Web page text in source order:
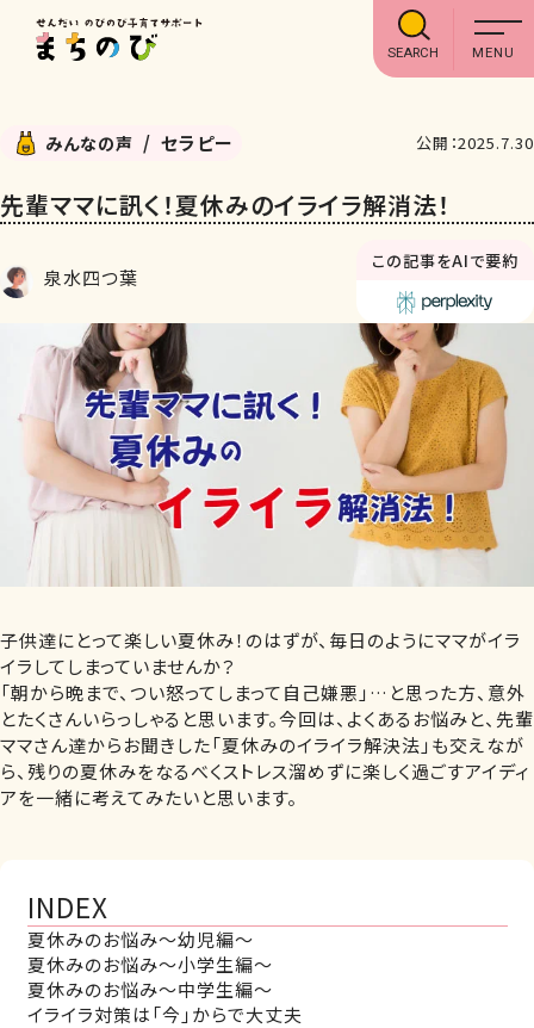
SEARCH
みんなの声 セラピー 公開：2025.7.30
先輩ママに訊く！夏休みのイライラ解消法！
泉水四つ葉
この記事をAIで要約
子供達にとって楽しい夏休み！のはずが、毎日のようにママがイラ
イラしてしまっていませんか？
「朝から晩まで、つい怒ってしまって自己嫌悪」…と思った方、意外
とたくさんいらっしゃると思います。今回は、よくあるお悩みと、先輩
ママさん達からお聞きした「夏休みのイライラ解決法」も交えなが
ら、残りの夏休みをなるべくストレス溜めずに楽しく過ごすアイディ
アを一緒に考えてみたいと思います。
INDEX
夏休みのお悩み～幼児編～
夏休みのお悩み～小学生編～
夏休みのお悩み～中学生編～
イライラ対策は「今」からで大丈夫